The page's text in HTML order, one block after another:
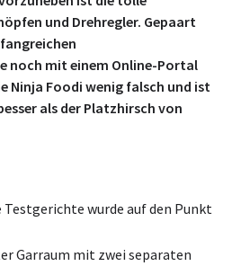
und Drehregler. Gepaart
noch mit einem Online-Portal
Ninja Foodi wenig falsch und ist
als der Platzhirsch von
Testgerichte wurde auf den Punkt
Garraum mit zwei separaten